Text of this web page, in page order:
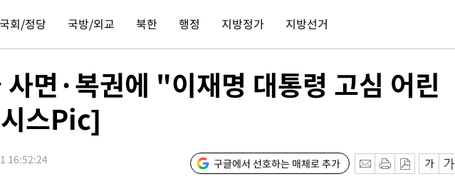
르바이잔 투란VC 입단
니…한국 축구 '5승 2무'
내린 6258.77에 마쳐
원 마감
년 이후 첫 40도
적 공분에 수사 재개"
국회/정당 국방/외교 북한 행정 지방정가 지방선거
면·복권에 "이재명 대통령 고심 어린
스Pic]
16:52:24 구글에서 선호하는 매체로 추가